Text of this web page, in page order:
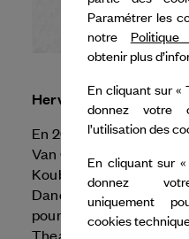
Hervé Koubi
En 2026, le festival
Van Cleef & Arpels
Koubi en collaboration
Dance Reflections
pour la présentation de
Theater pour la
Paramétrer les
notre
obtenir plus
En cliquant sur «
donnez votre
l’utilisation des
En cliquant sur
donnez
uniquement
cookies